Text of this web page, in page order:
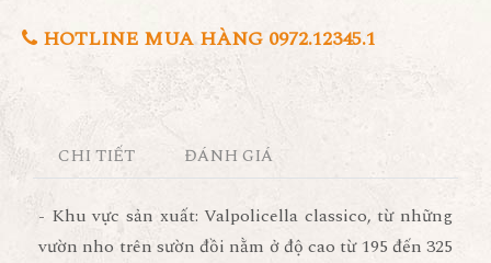
HOTLINE MUA HÀNG 0972.12345.1
CHI TIẾT ĐÁNH GIÁ
- Khu vực sản xuất: Valpolicella classico, từ những
vườn nho trên sườn đồi nằm ở độ cao từ 195 đến 325